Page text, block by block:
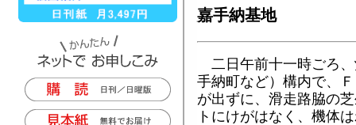
嘉手納基地
二日午前十一時ごろ
手納町など）構内で、
が出ずに、滑走路脇の
トにけがはなく、機体